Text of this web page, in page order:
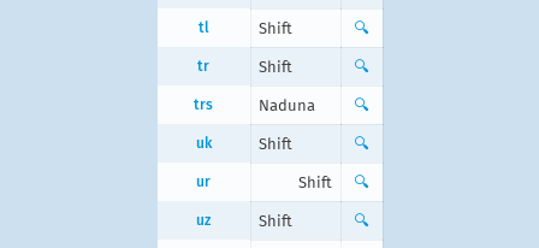
tl Shift 🔍
tr Shift 🔍
trs Naduna 🔍
uk Shift 🔍
ur Shift 🔍
uz Shift 🔍